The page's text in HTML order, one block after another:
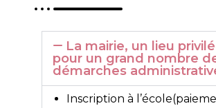
La mairie, un lieu
pour un grand nombre
démarches
Inscription à